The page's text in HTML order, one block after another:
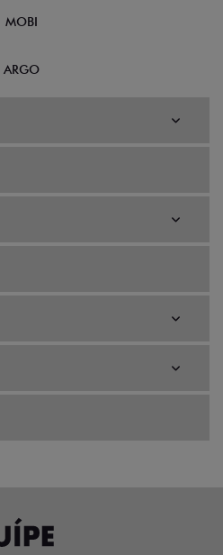
MOBI
ARGO